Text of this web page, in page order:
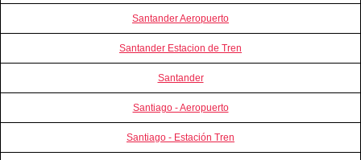
Santander Aeropuerto
Santander Estacion de Tren
Santander
Santiago - Aeropuerto
Santiago - Estación Tren